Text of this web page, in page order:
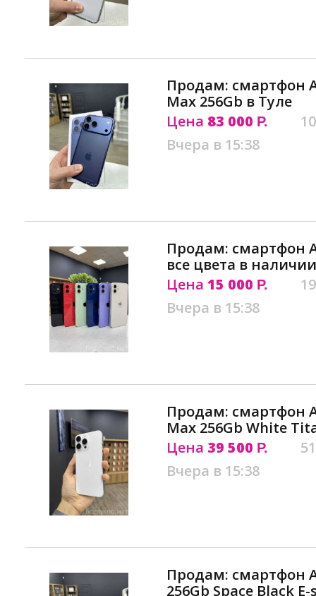
Продам: смартфон
Max 256Gb в Туле
Цена 83 000 Р.
Вчера в 15:38
Продам: смартфон
все цвета в
Цена 15 000 Р.
Вчера в 15:38
Продам: смартфон
Max 256Gb White
Цена 39 500 Р.
Вчера в 15:38
Продам: смартфон
256Gb Space Black